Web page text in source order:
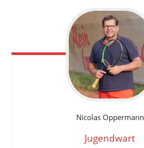
Nicolas Oppermann
Jugendwart